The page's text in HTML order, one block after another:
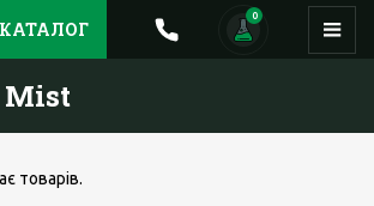
КАТАЛОГ
0
Mist
товарів.